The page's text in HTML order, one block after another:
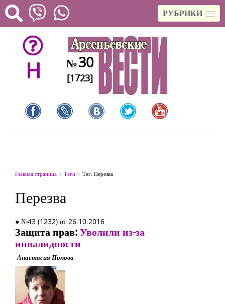
РУБРИКИ
H №30
[1723]
Главная страница Теги Тег: Перезва
Перезва
● №43 (1232) от 26.10.2016
Защита прав:Уволили из-за
инвалидности
Анастасия Попова